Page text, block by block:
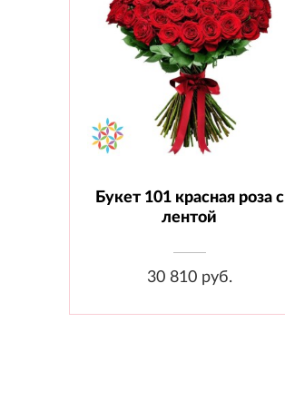
Состав: Роза 70 см - 101 шт.,
Лента
Букет 101 красная роза с
лентой
30 810 руб.